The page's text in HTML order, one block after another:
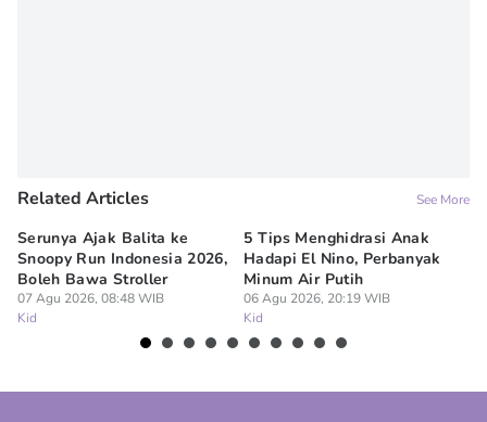
Related Articles See More
Serunya Ajak Balita ke
Snoopy Run Indonesia 2026,
Boleh Bawa Stroller
07 Agu 2026, 08:48 WIB
Kid
5 Tips Menghidrasi Anak
Hadapi El Nino, Perbanyak
Minum Air Putih
06 Agu 2026, 20:19 WIB
Kid